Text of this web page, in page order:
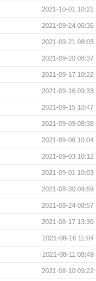
2021-10-01 10:21
2021-09-24 06:36
2021-09-21 08:03
2021-09-20 08:37
2021-09-17 10:22
2021-09-16 09:33
2021-09-15 10:47
2021-09-09 08:38
2021-09-06 10:04
2021-09-03 10:12
2021-09-01 10:03
2021-08-30 09:59
2021-08-24 08:57
2021-08-17 13:30
2021-08-16 11:04
2021-08-11 08:49
2021-08-10 09:22